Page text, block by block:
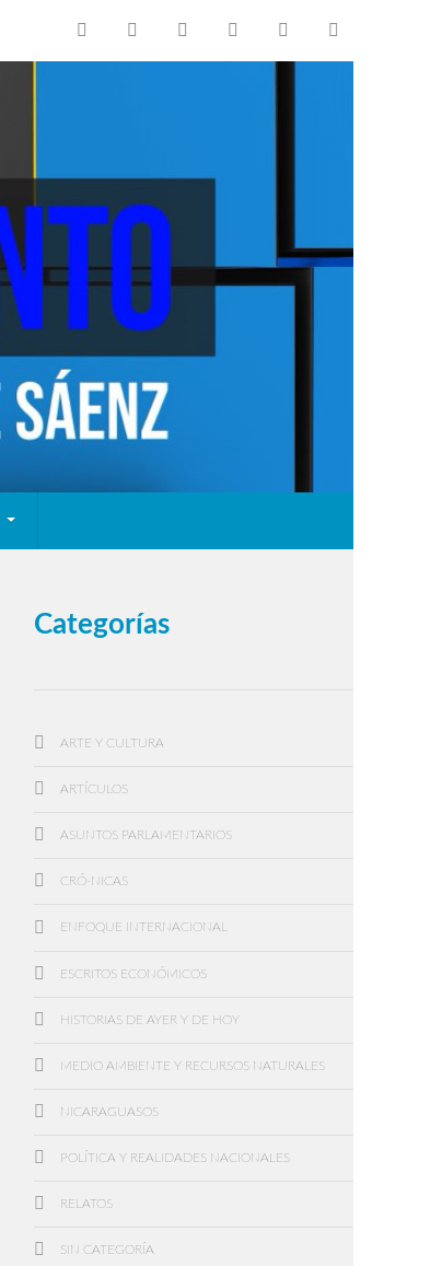
Categorías
ARTE Y CULTURA
ARTÍCULOS
ASUNTOS PARLAMENTARIOS
CRÓ-NICAS
ENFOQUE INTERNACIONAL
ESCRITOS ECONÓMICOS
HISTORIAS DE AYER Y DE HOY
MEDIO AMBIENTE Y RECURSOS NATURALES
NICARAGUASOS
POLÍTICA Y REALIDADES NACIONALES
RELATOS
SIN CATEGORÍA